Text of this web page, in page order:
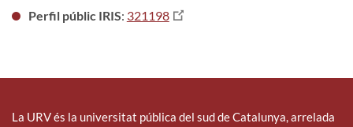
Perfil públic IRIS: 321198
La URV és la universitat pública del sud de Catalunya, arrelada